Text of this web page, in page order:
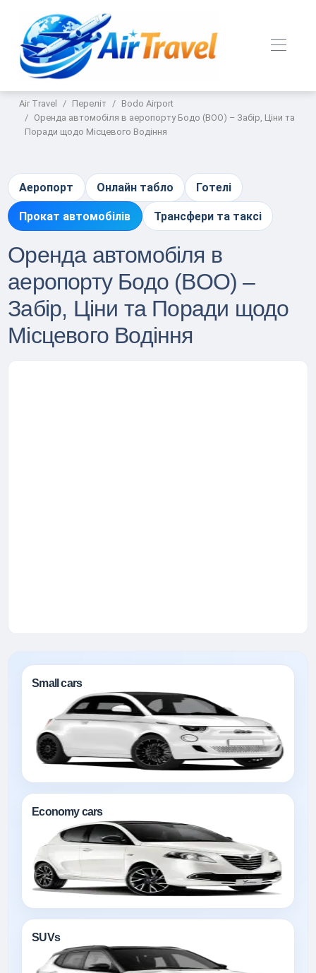
Air Travel Переліт
Bodo Airport
Оренда автомобіля в аеропорту Бодо (BOO) – Забір, Ціни та
Поради щодо Місцевого Водіння
Аеропорт Онлайн табло Готелі
Прокат автомобілів Трансфери та таксі
Оренда автомобіля в
аеропорту Бодо (BOO) –
Забір, Ціни та Поради щодо
Місцевого Водіння
Small cars
Economy cars
SUVs